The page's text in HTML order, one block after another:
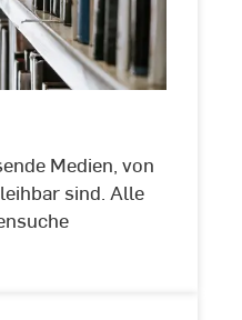
Medien, von
sind. Alle